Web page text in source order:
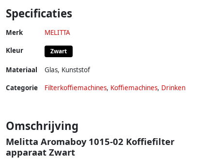
Specificaties
Merk MELITTA
Kleur Zwart
Materiaal Glas, Kunststof
Categorie Filterkoffiemachines, Koffiemachines, Drinken
Omschrijving
Melitta Aromaboy 1015-02 Koffiefilter
apparaat Zwart